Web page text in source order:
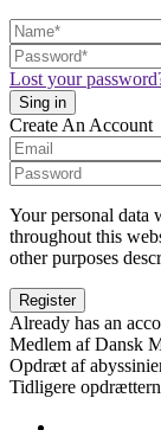
Lost your
Create An Account
Your personal data
throughout this
other purposes
Already has an
Medlem af Dansk
Opdræt af
Tidligere